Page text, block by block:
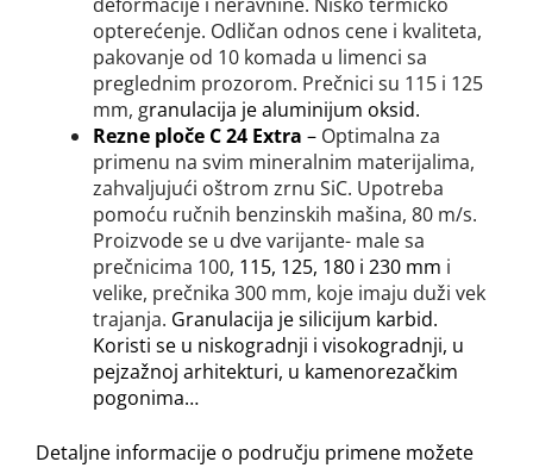
opterećenje. Odličan odnos cene i kvaliteta,
pakovanje od 10 komada u limenci sa
preglednim prozorom. Prečnici su 115 i 125
mm, granulacija je aluminijum oksid.
Rezne ploče C 24 Extra – Optimalna za
primenu na svim mineralnim materijalima,
zahvaljujući oštrom zrnu SiC. Upotreba
pomoću ručnih benzinskih mašina, 80 m/s.
Proizvode se u dve varijante- male sa
prečnicima 100, 115, 125, 180 i 230 mm i
velike, prečnika 300 mm, koje imaju duži vek
trajanja. Granulacija je silicijum karbid.
Koristi se u niskogradnji i visokogradnji, u
pejzažnoj arhitekturi, u kamenorezačkim
pogonima…
Detaljne informacije o području primene možete